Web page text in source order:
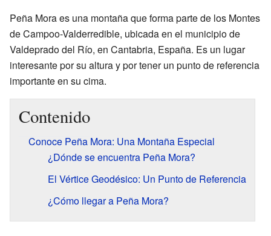
Peña Mora es una montaña que forma parte de los Montes
de Campoo-Valderredible, ubicada en el municipio de
Valdeprado del Río, en Cantabria, España. Es un lugar
interesante por su altura y por tener un punto de referencia
importante en su cima.
Contenido
Conoce Peña Mora: Una Montaña Especial
¿Dónde se encuentra Peña Mora?
El Vértice Geodésico: Un Punto de Referencia
¿Cómo llegar a Peña Mora?